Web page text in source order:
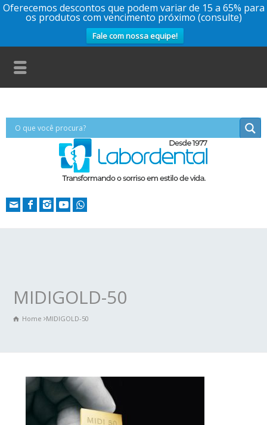
Oferecemos descontos que podem variar de 15 a 65% para
os produtos com vencimento próximo (consulte)
Fale com nossa equipe!
MIDIGOLD-50
Home MIDIGOLD-50